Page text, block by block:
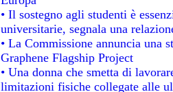
• Il sostegno agli studenti è
universitarie, segnala una
• La Commissione annuncia una
Graphene Flagship Project
• Una donna che smetta di
limitazioni fisiche collegate alle